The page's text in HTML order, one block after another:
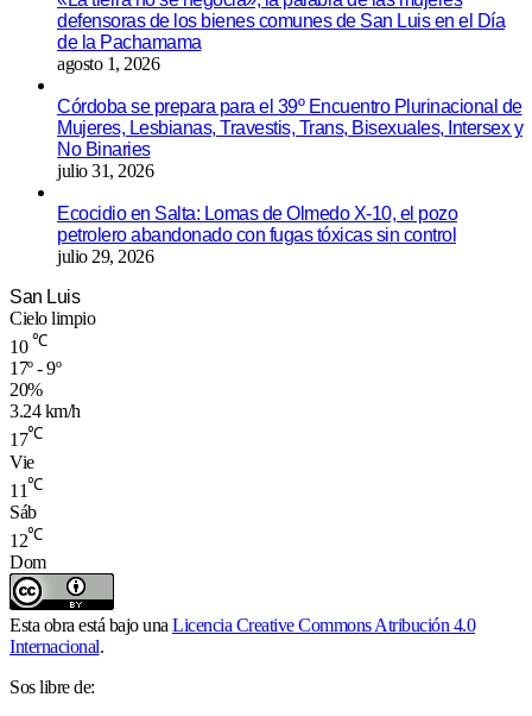
defensoras de los bienes comunes de San Luis en el Día
de la Pachamama
agosto 1, 2026
Córdoba se prepara para el 39º Encuentro Plurinacional de
Mujeres, Lesbianas, Travestis, Trans, Bisexuales, Intersex y
No Binaries
julio 31, 2026
Ecocidio en Salta: Lomas de Olmedo X-10, el pozo
petrolero abandonado con fugas tóxicas sin control
julio 29, 2026
San Luis
Cielo limpio
10 ℃
17º - 9º
20%
3.24 km/h
17℃
Vie
11℃
Sáb
12℃
Dom
Esta obra está bajo una Licencia Creative Commons Atribución 4.0
Internacional.
Sos libre de: